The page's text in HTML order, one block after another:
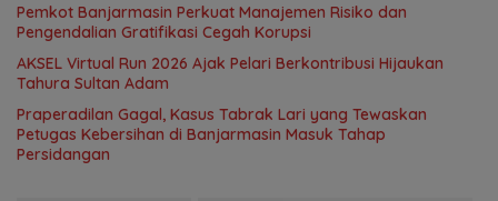
Pemkot Banjarmasin Perkuat Manajemen Risiko dan
Pengendalian Gratifikasi Cegah Korupsi
AKSEL Virtual Run 2026 Ajak Pelari Berkontribusi Hijaukan
Tahura Sultan Adam
Praperadilan Gagal, Kasus Tabrak Lari yang Tewaskan
Petugas Kebersihan di Banjarmasin Masuk Tahap
Persidangan